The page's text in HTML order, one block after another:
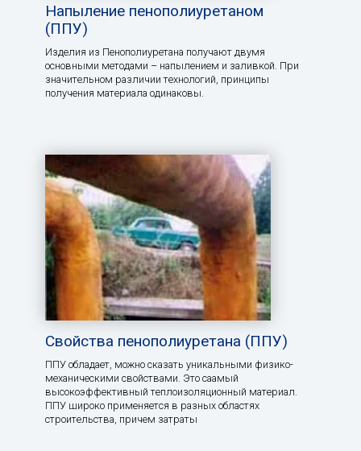
Напыление пенополиуретаном
(ППУ)
Изделия из Пенополиуретана получают двумя
основными методами – напылением и заливкой. При
значительном различии технологий, принципы
получения материала одинаковы.
Свойства пенополиуретана (ППУ)
ППУ обладает, можно сказать уникальными физико-
механическими свойствами. Это саамый
высокоэффективный теплоизоляционный материал.
ППУ широко применяется в разных областях
строительства, причем затраты